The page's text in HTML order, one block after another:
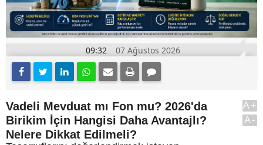
09:32 07 Ağustos 2026
Vadeli Mevduat mı Fon mu? 2026'da
Birikim İçin Hangisi Daha Avantajlı?
Nelere Dikkat Edilmeli?
A+
A-